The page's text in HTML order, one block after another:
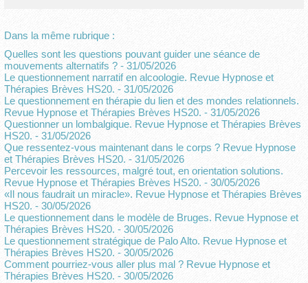
Dans la même rubrique :
Quelles sont les questions pouvant guider une séance de
mouvements alternatifs ? - 31/05/2026
Le questionnement narratif en alcoologie. Revue Hypnose et
Thérapies Brèves HS20. - 31/05/2026
Le questionnement en thérapie du lien et des mondes relationnels.
Revue Hypnose et Thérapies Brèves HS20. - 31/05/2026
Questionner un lombalgique. Revue Hypnose et Thérapies Brèves
HS20. - 31/05/2026
Que ressentez-vous maintenant dans le corps ? Revue Hypnose
et Thérapies Brèves HS20. - 31/05/2026
Percevoir les ressources, malgré tout, en orientation solutions.
Revue Hypnose et Thérapies Brèves HS20. - 30/05/2026
«Il nous faudrait un miracle». Revue Hypnose et Thérapies Brèves
HS20. - 30/05/2026
Le questionnement dans le modèle de Bruges. Revue Hypnose et
Thérapies Brèves HS20. - 30/05/2026
Le questionnement stratégique de Palo Alto. Revue Hypnose et
Thérapies Brèves HS20. - 30/05/2026
Comment pourriez-vous aller plus mal ? Revue Hypnose et
Thérapies Brèves HS20. - 30/05/2026